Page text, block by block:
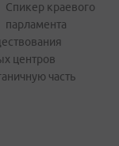
Спикер краевого
парламента
центров
часть